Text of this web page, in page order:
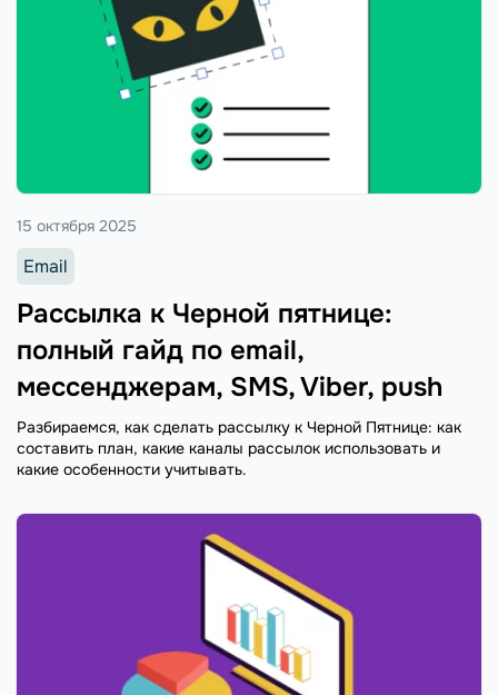
Рассылка к Черной пятнице:
полный гайд по email,
мессенджерам, SMS, Viber, push
15 октября 2025
Email
Разбираемся, как сделать рассылку к Черной Пятнице: как
составить план, какие каналы рассылок использовать и
какие особенности учитывать.